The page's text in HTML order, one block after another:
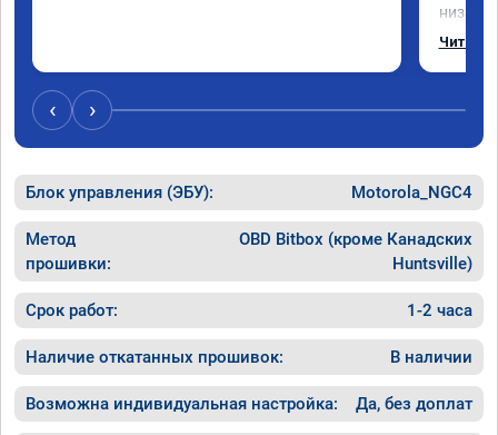
низах
Читать
‹ ›
Блок управления (ЭБУ): Motorola_NGC4
Метод
прошивки:
OBD Bitbox (кроме Канадских
Huntsville)
Срок работ: 1-2 часа
Наличие откатанных прошивок: В наличии
Возможна индивидуальная настройка: Да, без доплат